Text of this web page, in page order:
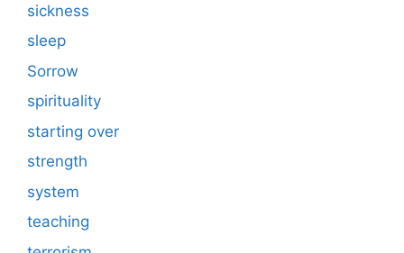
sickness
sleep
Sorrow
spirituality
starting over
strength
system
teaching